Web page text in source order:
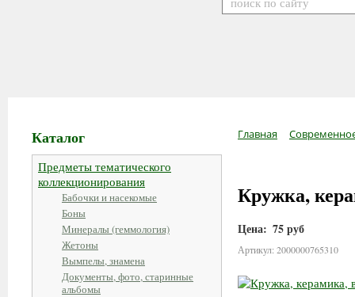
Каталог
Предметы тематического
коллекционирования
Бабочки и насекомые
Боны
Минералы (геммология)
Жетоны
Вымпелы, знамена
Документы, фото, старинные
альбомы
Главная
Кружка,
Цена: 75 руб
Артикул: 2000000765310